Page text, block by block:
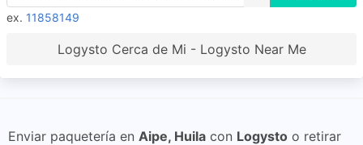
ex. 11858149
Logysto Cerca de Mi - Logysto Near Me
Enviar paquetería en Aipe, Huila con Logysto o retirar